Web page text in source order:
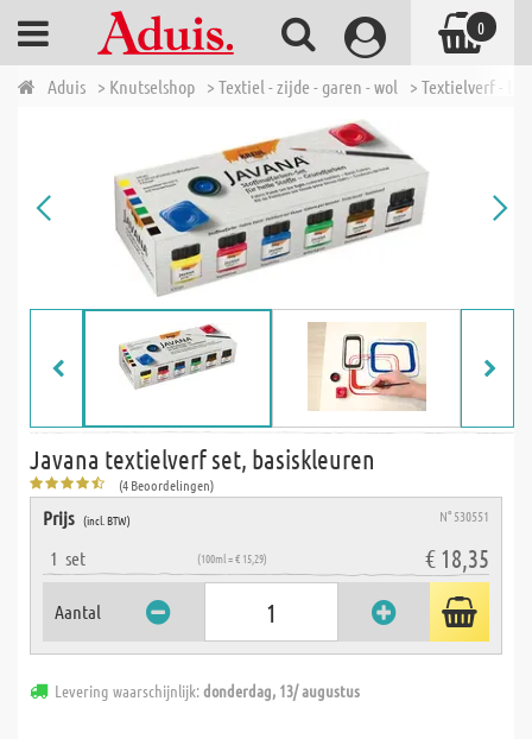
Aduis > Knutselshop > Textiel - zijde - garen - wol > Textielverf -
Javana textielverf set, basiskleuren
(4 Beoordelingen)
Prijs (incl. BTW) N° 530551
1 set (100ml = € 15,29) € 18,35
Aantal
Levering waarschijnlijk:donderdag, 13/ augustus
0